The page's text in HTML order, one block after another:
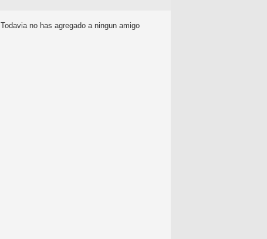
Todavia no has agregado a ningun amigo